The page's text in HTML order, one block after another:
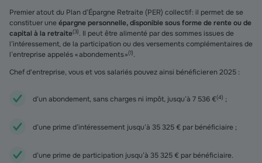
Premier atout du Plan d’Épargne Retraite (PER) collectif : il permet de se
constituer uneépargne personnelle, disponible sous forme de rente ou de
capital à la retraite(3). Il peut être alimenté par des sommes issues de
l’intéressement, de la participation ou des versements complémentaires de
l’entreprise appelés « abondements »(1).
Chef d'entreprise, vous et vos salariés pouvez ainsi bénéficier en 2025 :
d’un abondement, sans charges ni impôt, jusqu’à 7 536 €(4) ;
d’une prime d’intéressement jusqu’à 35 325 € par bénéficiaire ;
d’une prime de participation jusqu’à 35 325 € par bénéficiaire.